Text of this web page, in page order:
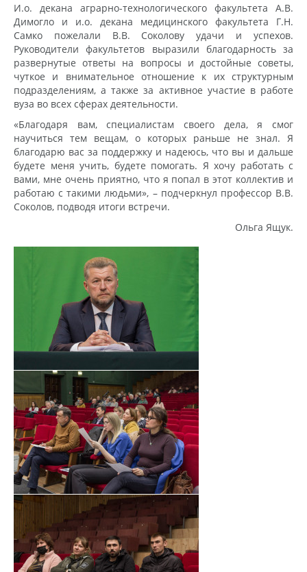
И.о. декана аграрно-технологического факультета А.В.
Димогло и и.о. декана медицинского факультета Г.Н.
Самко пожелали В.В. Соколову удачи и успехов.
Руководители факультетов выразили благодарность за
развернутые ответы на вопросы и достойные советы,
чуткое и внимательное отношение к их структурным
подразделениям, а также за активное участие в работе
вуза во всех сферах деятельности.
«Благодаря вам, специалистам своего дела, я смог
научиться тем вещам, о которых раньше не знал. Я
благодарю вас за поддержку и надеюсь, что вы и дальше
будете меня учить, будете помогать. Я хочу работать с
вами, мне очень приятно, что я попал в этот коллектив и
работаю с такими людьми», – подчеркнул профессор В.В.
Соколов, подводя итоги встречи.
Ольга Ящук.